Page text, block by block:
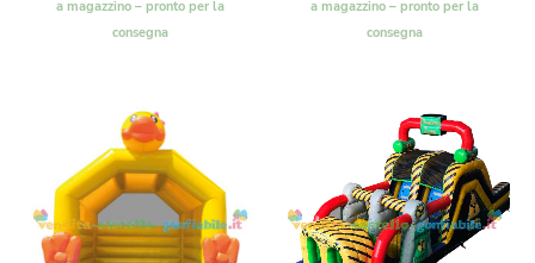
a magazzino – pronto per la
consegna
a magazzino – pronto per la
consegna